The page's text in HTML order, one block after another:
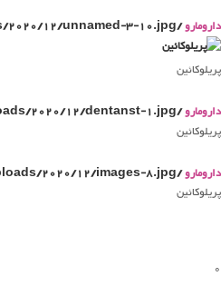
دارومارو/wp-content/uploads/2020/12/unnamed-3-10.jpg”>
پریلوکائین
دارومارو/wp-content/uploads/2020/12/dentanst-1.jpg”>
پریلوکائین
دارومارو/wp-content/uploads/2020/12/images-8.jpg”>
پریلوکائین
0